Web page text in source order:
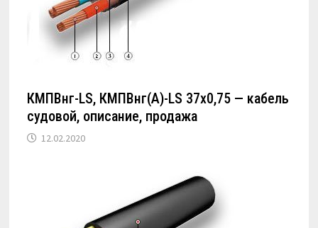
КМПВнг-LS, КМПВнг(А)-LS 37х0,75 — кабель
судовой, описание, продажа
12.02.2020